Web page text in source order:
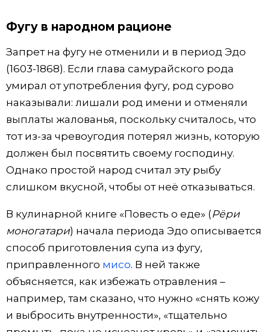
Фугу в народном рационе
Запрет на фугу не отменили и в период Эдо
(1603-1868). Если глава самурайского рода
умирал от употребления фугу, род сурово
наказывали: лишали род имени и отменяли
выплаты жалованья, поскольку считалось, что
тот из-за чревоугодия потерял жизнь, которую
должен был посвятить своему господину.
Однако простой народ считал эту рыбу
слишком вкусной, чтобы от неё отказываться.
В кулинарной книге «Повесть о еде» (Рёри
моногатари) начала периода Эдо описывается
способ приготовления супа из фугу,
приправленного мисо. В ней также
объясняется, как избежать отравления –
например, там сказано, что нужно «снять кожу
и выбросить внутренности», «тщательно